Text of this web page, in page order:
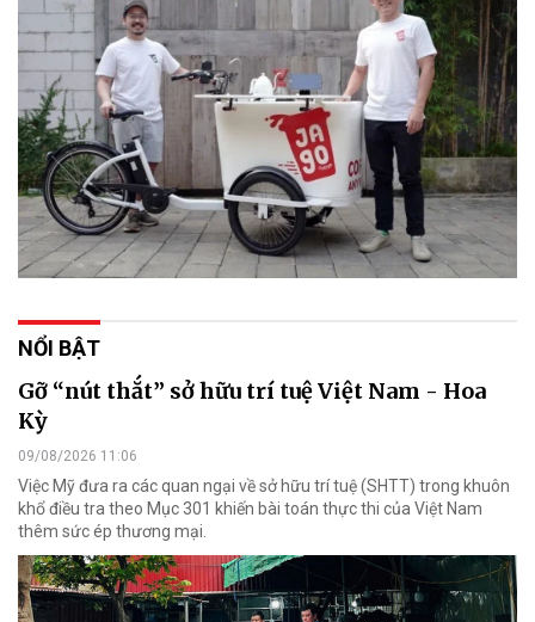
NỔI BẬT
Gỡ “nút thắt” sở hữu trí tuệ Việt Nam - Hoa
Kỳ
09/08/2026 11:06
Việc Mỹ đưa ra các quan ngại về sở hữu trí tuệ (SHTT) trong khuôn
khổ điều tra theo Mục 301 khiến bài toán thực thi của Việt Nam
thêm sức ép thương mại.